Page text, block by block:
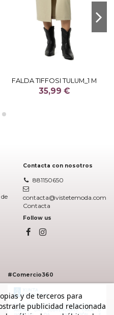
FALDA TIFFOSI TULUM_1 M
35,99 €
Contacta con nosotros
881150650
contacta@vistetemoda.com
Contacta
Follow us
y de terceros para
publicidad relacionada
#Comercio360